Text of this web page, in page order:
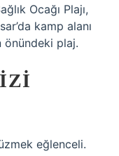
Ocağı Plajı,
kamp alanı
önündeki plaj.
eğlenceli.